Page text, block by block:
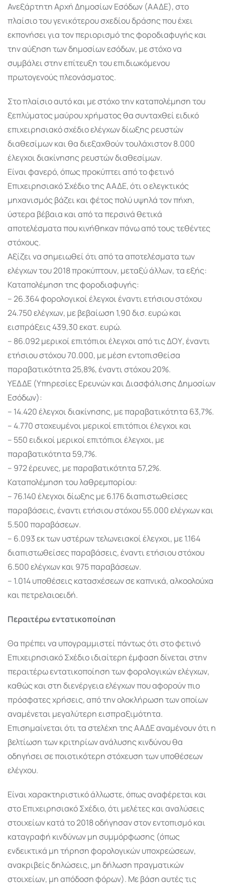
Ανεξάρτητη Αρχή Δημοσίων Εσόδων (ΑΑΔΕ), στο
πλαίσιο του γενικότερου σχεδίου δράσης που έχει
εκπονήσει για τον περιορισμό της φοροδιαφυγής και
την αύξηση των δημοσίων εσόδων, με στόχο να
συμβάλει στην επίτευξη του επιδιωκόμενου
πρωτογενούς πλεονάσματος.
Στο πλαίσιο αυτό και με στόχο την καταπολέμηση του
ξεπλύματος μαύρου χρήματος θα συνταχθεί ειδικό
επιχειρησιακό σχέδιο ελέγχων δίωξης ρευστών
διαθεσίμων και θα διεξαχθούν τουλάχιστον 8.000
έλεγχοι διακίνησης ρευστών διαθεσίμων.
Είναι φανερό, όπως προκύπτει από το φετινό
Επιχειρησιακό Σχέδιο της ΑΑΔΕ, ότι ο ελεγκτικός
μηχανισμός βάζει και φέτος πολύ υψηλά τον πήχη,
ύστερα βέβαια και από τα περσινά θετικά
αποτελέσματα που κινήθηκαν πάνω από τους τεθέντες
στόχους.
Αξίζει να σημειωθεί ότι από τα αποτελέσματα των
ελέγχων του 2018 προκύπτουν, μεταξύ άλλων, τα εξής:
Καταπολέμηση της φοροδιαφυγής:
– 26.364 φορολογικοί έλεγχοι έναντι ετήσιου στόχου
24.750 ελέγχων, με βεβαίωση 1,90 δισ. ευρώ και
εισπράξεις 439,30 εκατ. ευρώ.
– 86.092 μερικοί επιτόπιοι έλεγχοι από τις ΔΟΥ, έναντι
ετήσιου στόχου 70.000, με μέση εντοπισθείσα
παραβατικότητα 25,8%, έναντι στόχου 20%.
ΥΕΔΔΕ (Υπηρεσίες Ερευνών και Διασφάλισης Δημοσίων
Εσόδων):
– 14.420 έλεγχοι διακίνησης, με παραβατικότητα 63,7%.
– 4.770 στοχευμένοι μερικοί επιτόπιοι έλεγχοι και
– 550 ειδικοί μερικοί επιτόπιοι έλεγχοι, με
παραβατικότητα 59,7%.
– 972 έρευνες, με παραβατικότητα 57,2%.
Καταπολέμηση του λαθρεμπορίου:
– 76.140 έλεγχοι δίωξης με 6.176 διαπιστωθείσες
παραβάσεις, έναντι ετήσιου στόχου 55.000 ελέγχων και
5.500 παραβάσεων.
– 6.093 εκ των υστέρων τελωνειακοί έλεγχοι, με 1.164
διαπιστωθείσες παραβάσεις, έναντι ετήσιου στόχου
6.500 ελέγχων και 975 παραβάσεων.
– 1.014 υποθέσεις κατασχέσεων σε καπνικά, αλκοολούχα
και πετρελαιοειδή.
Περαιτέρω εντατικοποίηση
Θα πρέπει να υπογραμμιστεί πάντως ότι στο φετινό
Επιχειρησιακό Σχέδιο ιδιαίτερη έμφαση δίνεται στην
περαιτέρω εντατικοποίηση των φορολογικών ελέγχων,
καθώς και στη διενέργεια ελέγχων που αφορούν πιο
πρόσφατες χρήσεις, από την ολοκλήρωση των οποίων
αναμένεται μεγαλύτερη εισπραξιμότητα.
Επισημαίνεται ότι τα στελέχη της ΑΑΔΕ αναμένουν ότι η
βελτίωση των κριτηρίων ανάλυσης κινδύνου θα
οδηγήσει σε ποιοτικότερη στόχευση των υποθέσεων
ελέγχου.
Είναι χαρακτηριστικό άλλωστε, όπως αναφέρεται και
στο Επιχειρησιακό Σχέδιο, ότι μελέτες και αναλύσεις
στοιχείων κατά το 2018 οδήγησαν στον εντοπισμό και
καταγραφή κινδύνων μη συμμόρφωσης (όπως
ενδεικτικά μη τήρηση φορολογικών υποχρεώσεων,
ανακριβείς δηλώσεις, μη δήλωση πραγματικών
στοιχείων, μη απόδοση φόρων). Με βάση αυτές τις